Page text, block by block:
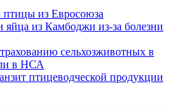
птицы из Евросоюза
из Камбоджи из-за болезни
сельхозживотных в
в НСА
птицеводческой продукции